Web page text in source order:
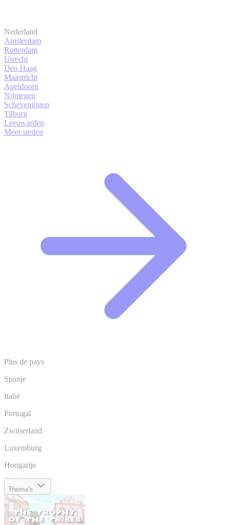
Nederland
Amsterdam
Rotterdam
Utrecht
Den Haag
Maastricht
Apeldoorn
Nijmegen
Scheveningen
Tilburg
Leeuwarden
Meer steden
Plus de pays
Spanje
Italië
Portugal
Zwitserland
Luxemburg
Hongarije
Thema's